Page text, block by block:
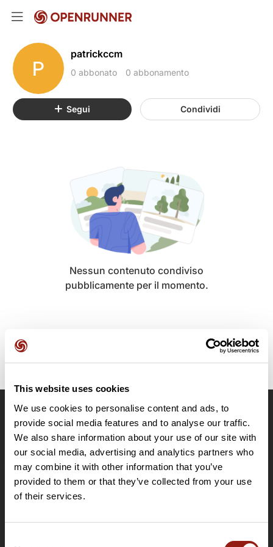
This website uses cookies
We use cookies to personalise content and ads, to
provide social media features and to analyse our traffic.
We also share information about your use of our site with
our social media, advertising and analytics partners who
may combine it with other information that you’ve
provided to them or that they’ve collected from your use
of their services.
P
patrickccm
0 abbonato 0 abbonamento
Segui Condividi
Nessun contenuto condiviso
pubblicamente per il momento.
OpenRunner
Team
Lavora con noi
Riguardo a
Contatti